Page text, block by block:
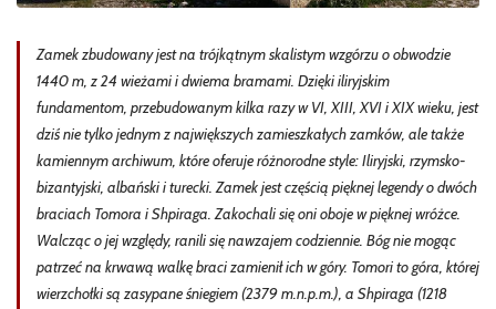
Zamek zbudowany jest na trójkątnym skalistym wzgórzu o obwodzie
1440 m, z 24 wieżami i dwiema bramami. Dzięki iliryjskim
fundamentom, przebudowanym kilka razy w VI, XIII, XVI i XIX wieku, jest
dziś nie tylko jednym z największych zamieszkałych zamków, ale także
kamiennym archiwum, które oferuje różnorodne style: Iliryjski, rzymsko-
bizantyjski, albański i turecki. Zamek jest częścią pięknej legendy o dwóch
braciach Tomora i Shpiraga. Zakochali się oni oboje w pięknej wróżce.
Walcząc o jej względy, ranili się nawzajem codziennie. Bóg nie mogąc
patrzeć na krwawą walkę braci zamienił ich w góry. Tomori to góra, której
wierzchołki są zasypane śniegiem (2379 m.n.p.m.), a Shpiraga (1218